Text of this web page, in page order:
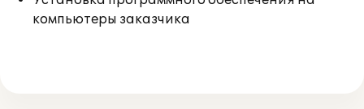
компьютеры заказчика